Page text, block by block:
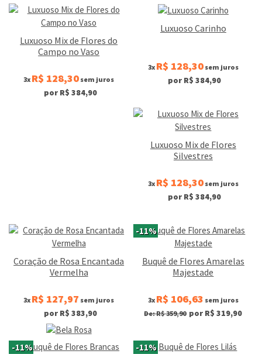
Luxuoso Mix de Flores do
Campo no Vaso
3x R$ 128,30 sem juros
por R$ 384,90
Luxuoso Carinho
3x R$ 128,30sem juros
por R$ 384,90
Luxuoso Mix de Flores
Silvestres
3x R$ 128,30sem juros
por R$ 384,90
Coração de Rosa Encantada
Vermelha
3x R$ 127,97 sem juros
por R$ 383,90
-11%
Buquê de Flores Amarelas
Majestade
3x R$ 106,63 sem juros
De: R$ 359,90 por R$ 319,90
-11% -11%